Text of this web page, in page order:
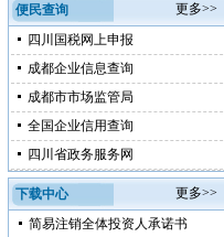
便民查询
更多>>
四川国税网上申报
成都企业信息查询
成都市市场监管局
全国企业信用查询
四川省政务服务网
下载中心
更多>>
简易注销全体投资人承诺书